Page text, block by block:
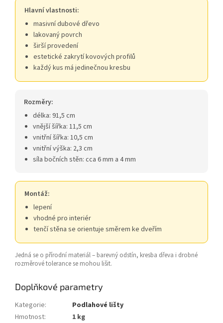
Hlavní vlastnosti:
masivní dubové dřevo
lakovaný povrch
širší provedení
estetické zakrytí kovových profilů
každý kus má jedinečnou kresbu
Rozměry:
délka: 91,5 cm
vnější šířka: 11,5 cm
vnitřní šířka: 10,5 cm
vnitřní výška: 2,3 cm
síla bočních stěn: cca 6 mm a 4 mm
Montáž:
lepení
vhodné pro interiér
tenčí stěna se orientuje směrem ke dveřím
Jedná se o přírodní materiál – barevný odstín, kresba dřeva i drobné
rozměrové tolerance se mohou lišit.
Doplňkové parametry
Kategorie:
Podlahové lišty
Hmotnost:
1 kg